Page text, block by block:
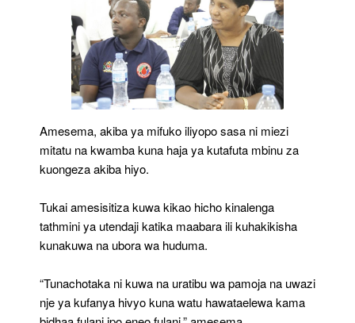
Amesema, akiba ya mifuko iliyopo sasa ni miezi
mitatu na kwamba kuna haja ya kutafuta mbinu za
kuongeza akiba hiyo.
Tukai amesisitiza kuwa kikao hicho kinalenga
tathmini ya utendaji katika maabara ili kuhakikisha
kunakuwa na ubora wa huduma.
“Tunachotaka ni kuwa na uratibu wa pamoja na uwazi
nje ya kufanya hivyo kuna watu hawataelewa kama